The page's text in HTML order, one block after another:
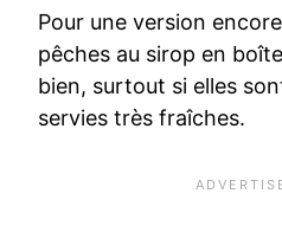
Pour une version
pêches au sirop en
bien, surtout si elles
servies très fraîches.